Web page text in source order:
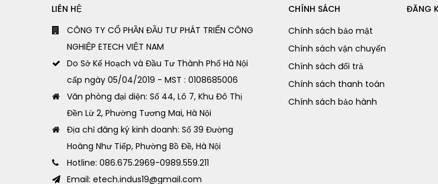
LIÊN HỆ
CÔNG TY CỔ PHẦN ĐẦU TƯ PHÁT TRIỂN CÔNG
NGHIỆP ETECH VIỆT NAM
Do Sở Kế Hoạch và Đầu Tư Thành Phố Hà Nội
cấp ngày 05/04/2019 - MST : 0108685006
Văn phòng đại diện: Số 44, Lô 7, Khu Đô Thị
Đền Lừ 2, Phường Tương Mai, Hà Nội
Địa chỉ đăng ký kinh doanh: Số 39 Đường
Hoàng Như Tiếp, Phường Bồ Đề, Hà Nội
Hotline: 086.675.2969-0989.559.211
Email: etech.indus19@gmail.com
CHÍNH SÁCH
Chính sách bảo mật
Chính sách vận chuyển
Chính sách đổi trả
Chính sách thanh toán
Chính sách bảo hành
ĐĂNG